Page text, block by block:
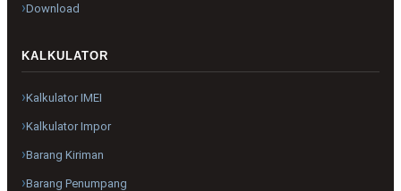
Download
KALKULATOR
Kalkulator IMEI
Kalkulator Impor
Barang Kiriman
Barang Penumpang